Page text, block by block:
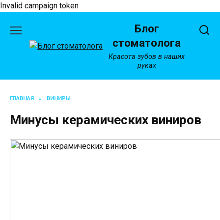
Invalid campaign token
содержанию
Блог
стоматолога
Красота зубов в наших
руках
ГЛАВНАЯ » ВИНИРЫ
Минусы керамических виниров